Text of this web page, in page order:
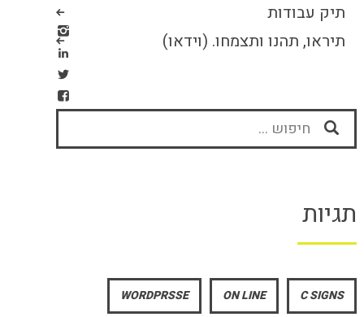
תיק עבודות
תיראו, תהנו ותצמחו. (וידאו)
חיפוש:
תגיות
C SIGNS
ON LINE
WORDPRSSE